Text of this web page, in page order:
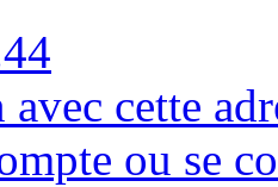
cette
ou se